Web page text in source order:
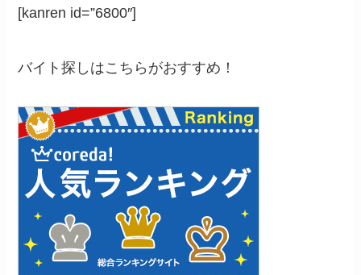
[kanren id=”6800″]
バイト探しはこちらがおすすめ！